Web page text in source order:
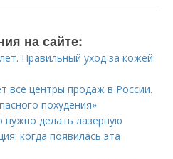
на сайте:
Правильный уход за кожей:
все центры продаж в России.
похудения»
нужно делать лазерную
когда появилась эта